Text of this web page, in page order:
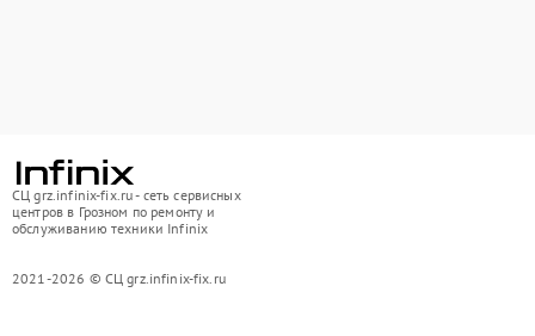
СЦ grz.infinix-fix.ru - сеть сервисных
центров в Грозном по ремонту и
обслуживанию техники Infinix
2021-2026 © СЦ grz.infinix-fix.ru